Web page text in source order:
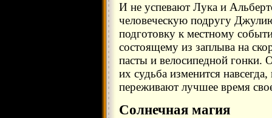
И не успевают Лука и
человеческую подругу
подготовку к местному
состоящему из заплыва на
пасты и велосипедной гонки.
их судьба изменится
переживают лучшее время
Солнечная магия